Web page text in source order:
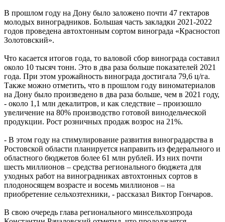
В прошлом году на Дону было заложено почти 47 гектаров
молодых виноградников. Большая часть закладки 2021-2022
годов проведена автохтонным сортом винограда «Красностоп
Золотовский».
Что касается итогов года, то валовой сбор винограда составил
около 10 тысяч тонн. Это в два раза больше показателей 2021
года. При этом урожайность винограда достигала 79,6 ц/га.
Также можно отметить, что в прошлом году виноматериалов
на Дону было произведено в два раза больше, чем в 2021 году,
- около 1,1 млн декалитров, и как следствие – произошло
увеличение на 80% производство готовой винодельческой
продукции. Рост розничных продаж возрос на 21%.
- В этом году на стимулирование развития виноградарства в
Ростовской области планируется направить из федерального и
областного бюджетов более 61 млн рублей. Из них почти
шесть миллионов – средства регионального бюджета для
уходных работ на виноградниках автохтонных сортов в
плодоносящем возрасте и восемь миллионов – на
приобретение сельхозтехники, - рассказал Виктор Гончаров.
В свою очередь глава регионального минсельхозпрода